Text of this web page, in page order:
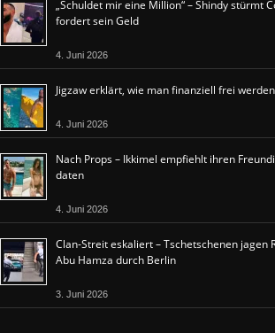
„Schuldet mir eine Million“ – Shindy stürmt
fordert sein Geld
4. Juni 2026
Jigzaw erklärt, wie man finanziell frei
4. Juni 2026
Nach Props – Ikkimel empfiehlt ihren
daten
4. Juni 2026
Clan-Streit eskaliert – Tschetschenen jagen
Abu Hamza durch Berlin
3. Juni 2026